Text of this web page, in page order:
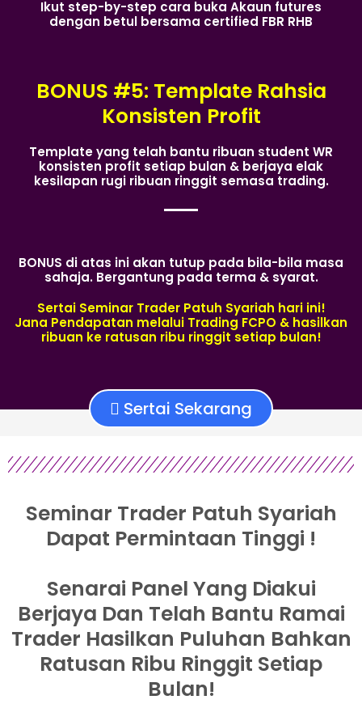
Ikut step-by-step cara buka Akaun futures
dengan betul bersama certified FBR RHB
BONUS #5: Template Rahsia
Konsisten Profit
Template yang telah bantu ribuan student WR
konsisten profit setiap bulan & berjaya elak
kesilapan rugi ribuan ringgit semasa trading.
BONUS di atas ini akan tutup pada bila-bila masa
sahaja. Bergantung pada terma & syarat.
Sertai Seminar Trader Patuh Syariah hari ini!
Jana Pendapatan melalui Trading FCPO & hasilkan
ribuan ke ratusan ribu ringgit setiap bulan!
Sertai Sekarang
Seminar Trader Patuh Syariah
Dapat Permintaan Tinggi !
Senarai Panel Yang Diakui
Berjaya Dan Telah Bantu Ramai
Trader Hasilkan Puluhan Bahkan
Ratusan Ribu Ringgit Setiap
Bulan!